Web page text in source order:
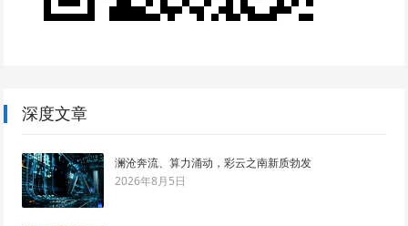
深度文章
澜沧奔流、算力涌动，彩云之南新质勃发
2026年8月5日